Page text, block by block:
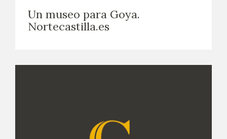
Un museo para Goya.
Nortecastilla.es